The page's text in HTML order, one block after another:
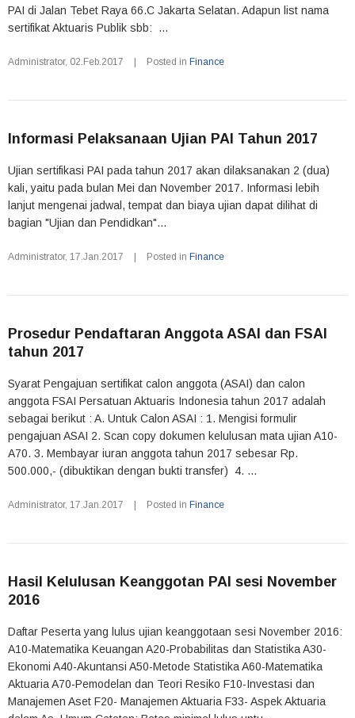
PAI di Jalan Tebet Raya 66.C Jakarta Selatan. Adapun list nama
sertifikat Aktuaris Publik sbb: ...
Administrator, 02.Feb.2017 Posted in Finance
Informasi Pelaksanaan Ujian PAI Tahun 2017
Ujian sertifikasi PAI pada tahun 2017 akan dilaksanakan 2 (dua)
kali, yaitu pada bulan Mei dan November 2017. Informasi lebih
lanjut mengenai jadwal, tempat dan biaya ujian dapat dilihat di
bagian "Ujian dan Pendidkan"...
Administrator, 17.Jan.2017 Posted in Finance
Prosedur Pendaftaran Anggota ASAI dan FSAI
tahun 2017
Syarat Pengajuan sertifikat calon anggota (ASAI) dan calon
anggota FSAI Persatuan Aktuaris Indonesia tahun 2017 adalah
sebagai berikut : A. Untuk Calon ASAI : 1. Mengisi formulir
pengajuan ASAI 2. Scan copy dokumen kelulusan mata ujian A10-
A70. 3. Membayar iuran anggota tahun 2017 sebesar Rp.
500.000,- (dibuktikan dengan bukti transfer) 4. ...
Administrator, 17.Jan.2017 Posted in Finance
Hasil Kelulusan Keanggotan PAI sesi November
2016
Daftar Peserta yang lulus ujian keanggotaan sesi November 2016:
A10-Matematika Keuangan A20-Probabilitas dan Statistika A30-
Ekonomi A40-Akuntansi A50-Metode Statistika A60-Matematika
Aktuaria A70-Pemodelan dan Teori Resiko F10-Investasi dan
Manajemen Aset F20- Manajemen Aktuaria F33- Aspek Aktuaria